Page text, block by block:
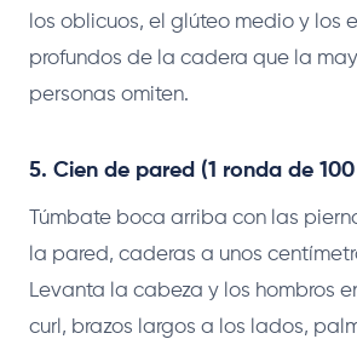
los oblicuos, el glúteo medio y los
profundos de la cadera que la
personas omiten.
5. Cien de pared (1 ronda de
Túmbate boca arriba con las
la pared, caderas a unos
Levanta la cabeza y los hombros
curl, brazos largos a los lados,